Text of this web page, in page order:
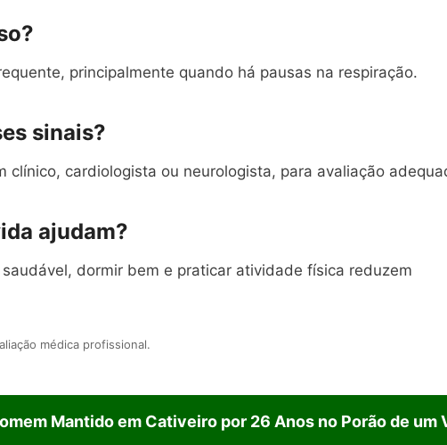
principalmente quando há pausas na respiração.
sinais?
clínico, cardiologista ou neurologista, para avaliação
ajudam?
dormir bem e praticar atividade física reduzem
médica profissional.
Mantido em Cativeiro por 26 Anos no Porão de um